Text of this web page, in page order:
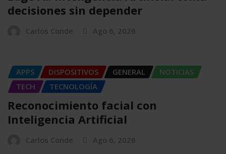
decisiones sin depender
Carlos Conde Ago 6, 2026
APPS DISPOSITIVOS GENERAL
NOTICIAS
TECH
TECNOLOGÍA
Reconocimiento facial con
Inteligencia Artificial
Carlos Conde Ago 6, 2026